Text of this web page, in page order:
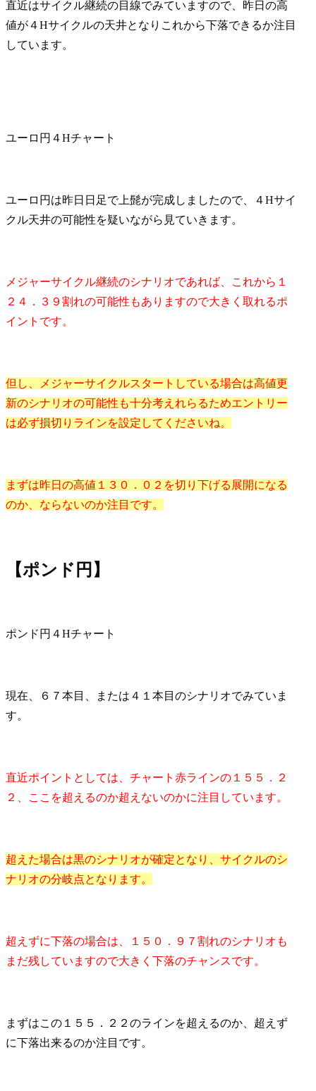
直近はサイクル継続の目線でみていますので、昨日の高
値が４Hサイクルの天井となりこれから下落できるか注目
しています。
ユーロ円４Hチャート
ユーロ円は昨日日足で上髭が完成しましたので、４Hサイ
クル天井の可能性を疑いながら見ていきます。
メジャーサイクル継続のシナリオであれば、これから１
２４．３９割れの可能性もありますので大きく取れるポ
イントです。
但し、メジャーサイクルスタートしている場合は高値更
新のシナリオの可能性も十分考えれらるためエントリー
は必ず損切りラインを設定してくださいね。
まずは昨日の高値１３０．０２を切り下げる展開になる
のか、ならないのか注目です。
【ポンド円】
ポンド円４Hチャート
現在、６７本目、または４１本目のシナリオでみていま
す。
直近ポイントとしては、チャート赤ラインの１５５．２
２、ここを超えるのか超えないのかに注目しています。
超えた場合は黒のシナリオが確定となり、サイクルのシ
ナリオの分岐点となります。
超えずに下落の場合は、１５０．９７割れのシナリオも
まだ残していますので大きく下落のチャンスです。
まずはこの１５５．２２のラインを超えるのか、超えず
に下落出来るのか注目です。